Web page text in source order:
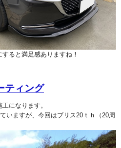
ると満足感ありますね！
ティング
になります。
いますが、今回はブリス20ｔｈ（20周